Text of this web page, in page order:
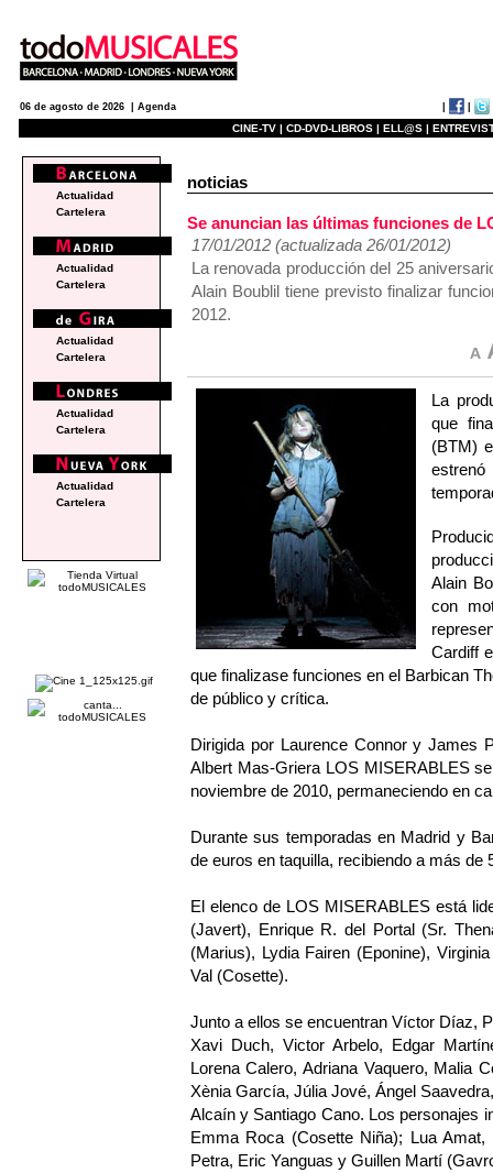
06 de agosto de 2026 | Agenda
CINE-TV | CD-DVD-LIBROS | ELL@S |
noticias
Se anuncian las últimas funciones de
17/01/2012 (actualizada 26/01/2012)
La renovada producción del 25
Alain Boublil tiene previsto finalizar
2012.
La
que
(BTM)
Alain
con
Cardiff
que finalizase funciones en el Barbican
de público y crítica.
Dirigida por Laurence Connor y James
Albert Mas-Griera LOS MISERABLES
noviembre de 2010, permaneciendo en
Durante sus temporadas en Madrid y
de euros en taquilla, recibiendo a más de
El elenco de LOS MISERABLES está
(Javert), Enrique R. del Portal (Sr.
(Marius), Lydia Fairen (Eponine),
Val (Cosette).
Junto a ellos se encuentran Víctor Díaz,
Xavi Duch, Victor Arbelo, Edgar
Lorena Calero, Adriana Vaquero, Malia
Xènia García, Júlia Jové, Ángel
Alcaín y Santiago Cano. Los personajes
Emma Roca (Cosette Niña); Lua
Petra, Eric Yanguas y Guillen Martí
Actualidad
Cartelera
Actualidad
Cartelera
Actualidad
Cartelera
Actualidad
Cartelera
Actualidad
Cartelera